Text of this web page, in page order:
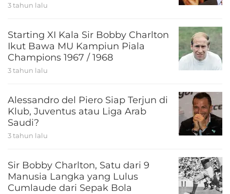
3 tahun lalu
Starting XI Kala Sir Bobby Charlton
Ikut Bawa MU Kampiun Piala
Champions 1967 / 1968
3 tahun lalu
Alessandro del Piero Siap Terjun di
Klub, Juventus atau Liga Arab
Saudi?
3 tahun lalu
Sir Bobby Charlton, Satu dari 9
Manusia Langka yang Lulus
Cumlaude dari Sepak Bola